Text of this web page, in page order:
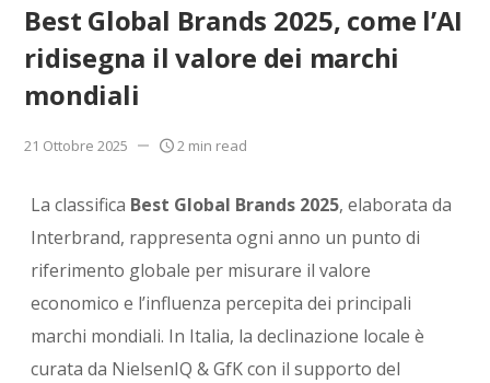
Best Global Brands 2025, come l’AI
ridisegna il valore dei marchi
mondiali
21 Ottobre 2025 2 min read
La classifica Best Global Brands 2025, elaborata da
Interbrand, rappresenta ogni anno un punto di
riferimento globale per misurare il valore
economico e l’influenza percepita dei principali
marchi mondiali. In Italia, la declinazione locale è
curata da NielsenIQ & GfK con il supporto del